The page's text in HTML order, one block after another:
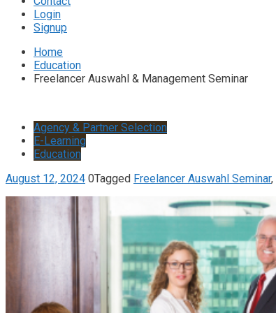
Login
Signup
Home
Education
Freelancer Auswahl & Management Seminar
Agency & Partner Selection
E-Learning
Education
August 12, 2024 0Tagged Freelancer Auswahl Seminar,